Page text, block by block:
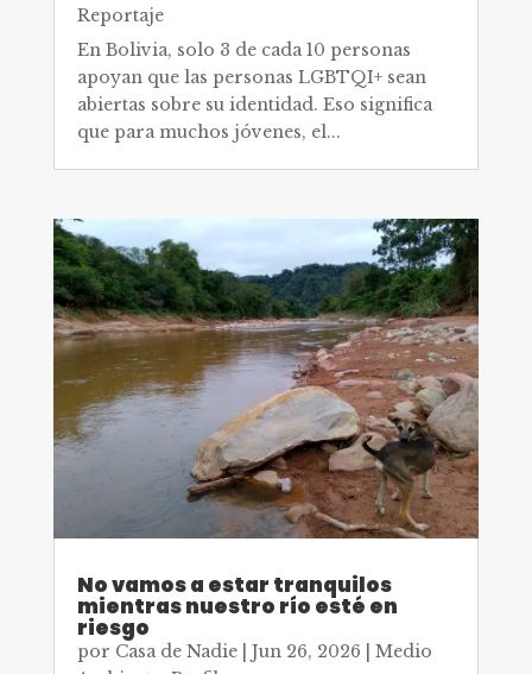
Reportaje
En Bolivia, solo 3 de cada 10 personas
apoyan que las personas LGBTQI+ sean
abiertas sobre su identidad. Eso significa
que para muchos jóvenes, el...
No vamos a estar tranquilos
mientras nuestro río esté en
riesgo
por Casa de Nadie| Jun 26, 2026
Medio